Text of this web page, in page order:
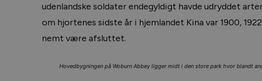
udenlandske soldater endegyldigt havde udryddet
om hjortenes sidste år i hjemlandet Kina var 1900,
nemt være afsluttet.
Hovedbygningen på Woburn Abbey ligger midt i den store park hvor blandt